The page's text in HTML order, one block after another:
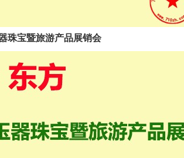
珠宝暨旅游产品展销会